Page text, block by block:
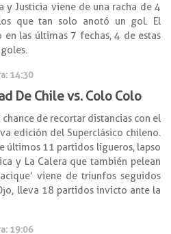
y Justicia viene de una racha de 4
que tan solo anotó un gol. El
en las últimas 7 fechas, 4 de estas
14:30
De Chile vs. Colo Colo
chance de recortar distancias con el
edición del Superclásico chileno.
últimos 11 partidos ligueros, lapso
y La Calera que también pelean
viene de triunfos seguidos
lleva 18 partidos invicto ante la
19:06